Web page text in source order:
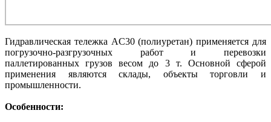
Гидравлическая тележка AC30 (полиуретан) применяется для
погрузочно-разгрузочных работ и перевозки
паллетированных грузов весом до 3 т. Основной сферой
применения являются склады, объекты торговли и
промышленности.
Особенности: